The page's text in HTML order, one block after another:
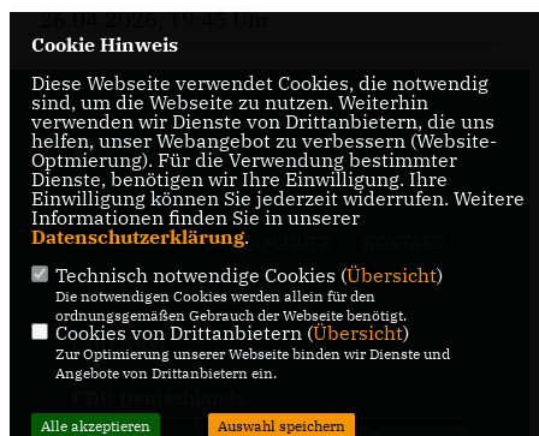
26.04.2026, 19:45 Uhr
IMPRESSUM DATENSCHUTZ
CDU Kreisverband Wesel
CDU NRW
@2026 CDU Realisation: Sharkness Media
Cookie Hinweis
Diese Webseite verwendet Cookies, die notwendig
sind, um die Webseite zu nutzen. Weiterhin
verwenden wir Dienste von Drittanbietern, die uns
helfen, unser Webangebot zu verbessern (Website-
Optmierung). Für die Verwendung bestimmter
Dienste, benötigen wir Ihre Einwilligung. Ihre
Einwilligung können Sie jederzeit widerrufen. Weitere
Informationen finden Sie in unserer
Datenschutzerklärung.
Technisch notwendige Cookies (Übersicht)
Die notwendigen Cookies werden allein für den
ordnungsgemäßen Gebrauch der Webseite benötigt.
Cookies von Drittanbietern (Übersicht)
Zur Optimierung unserer Webseite binden wir Dienste und
Angebote von Drittanbietern ein.
Alle akzeptieren Auswahl speichern